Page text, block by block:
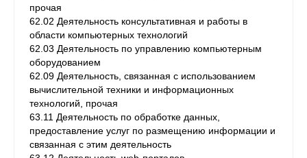
прочая
62.02 Деятельность консультативная и работы в
области компьютерных технологий
62.03 Деятельность по управлению компьютерным
оборудованием
62.09 Деятельность, связанная с использованием
вычислительной техники и информационных
технологий, прочая
63.11 Деятельность по обработке данных,
предоставление услуг по размещению информации и
связанная с этим деятельность